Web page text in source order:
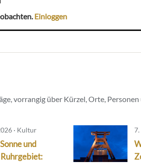
Einloggen
vorrangig über Kürzel, Orte,
· Kultur
und